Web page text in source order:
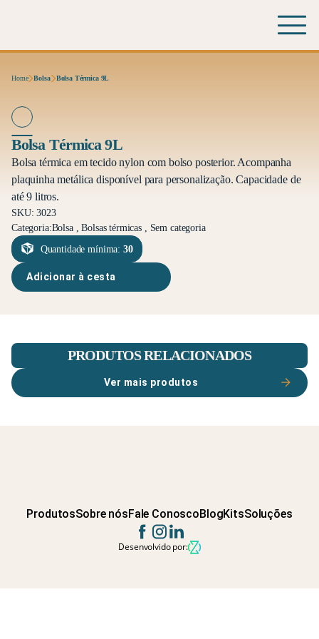
Home Bolsa Bolsa Térmica 9L
Bolsa Térmica 9L
Bolsa térmica em tecido nylon com bolso posterior. Acompanha
plaquinha metálica disponível para personalização. Capacidade de
até 9 litros.
SKU: 3023
Categoria:Bolsa , Bolsas térmicas , Sem categoria
Quantidade mínima: 30
Adicionar à cesta
PRODUTOS RELACIONADOS
Ver mais produtos
ProdutosSobre nósFale ConoscoBlogKitsSoluções
Desenvolvido por: